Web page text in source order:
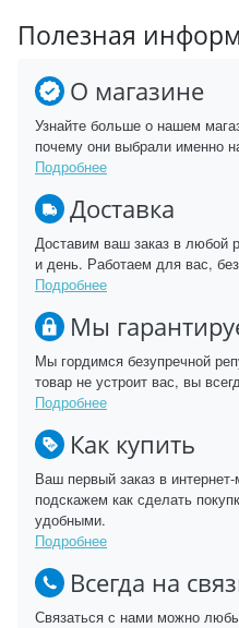
Полезная
О магазине
Узнайте больше о нашем
почему они выбрали именно
Подробнее
Доставка
Доставим ваш заказ в любой
и день. Работаем для вас,
Подробнее
Мы
Мы гордимся безупречной
товар не устроит вас, вы
Подробнее
Как купить
Ваш первый заказ в
подскажем как сделать
удобными.
Подробнее
Всегда на
Связаться с нами можно